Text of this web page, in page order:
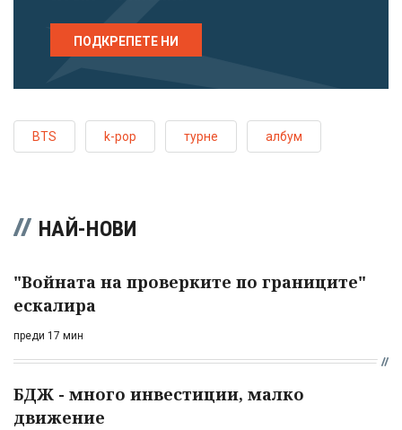
ПОДКРЕПЕТЕ НИ
BTS k-pop турне албум
НАЙ-НОВИ
"Войната на проверките по границите"
ескалира
преди 17 мин
БДЖ - много инвестиции, малко
движение